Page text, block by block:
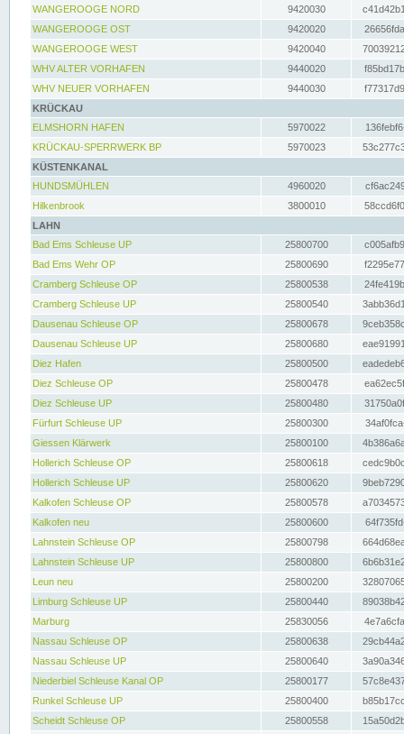
WANGEROOGE NORD
9420030
WANGEROOGE OST
9420020
WANGEROOGE WEST
9420040
WHV ALTER VORHAFEN
9440020
WHV NEUER VORHAFEN
9440030
KRÜCKAU
ELMSHORN HAFEN
5970022
KRÜCKAU-SPERRWERK BP
5970023
KÜSTENKANAL
HUNDSMÜHLEN
4960020
Hilkenbrook
3800010
LAHN
Bad Ems Schleuse UP
25800700
Bad Ems Wehr OP
25800690
Cramberg Schleuse OP
25800538
Cramberg Schleuse UP
25800540
Dausenau Schleuse OP
25800678
Dausenau Schleuse UP
25800680
Diez Hafen
25800500
Diez Schleuse OP
25800478
Diez Schleuse UP
25800480
Fürfurt Schleuse UP
25800300
Giessen Klärwerk
25800100
Hollerich Schleuse OP
25800618
Hollerich Schleuse UP
25800620
Kalkofen Schleuse OP
25800578
Kalkofen neu
25800600
Lahnstein Schleuse OP
25800798
Lahnstein Schleuse UP
25800800
Leun neu
25800200
Limburg Schleuse UP
25800440
Marburg
25830056
Nassau Schleuse OP
25800638
Nassau Schleuse UP
25800640
Niederbiel Schleuse Kanal OP
25800177
Runkel Schleuse UP
25800400
Scheidt Schleuse OP
25800558